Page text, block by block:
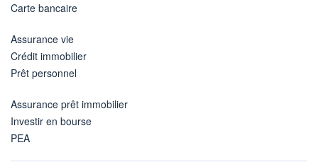
Carte bancaire
Assurance vie
Crédit immobilier
Prêt personnel
Assurance prêt immobilier
Investir en bourse
PEA